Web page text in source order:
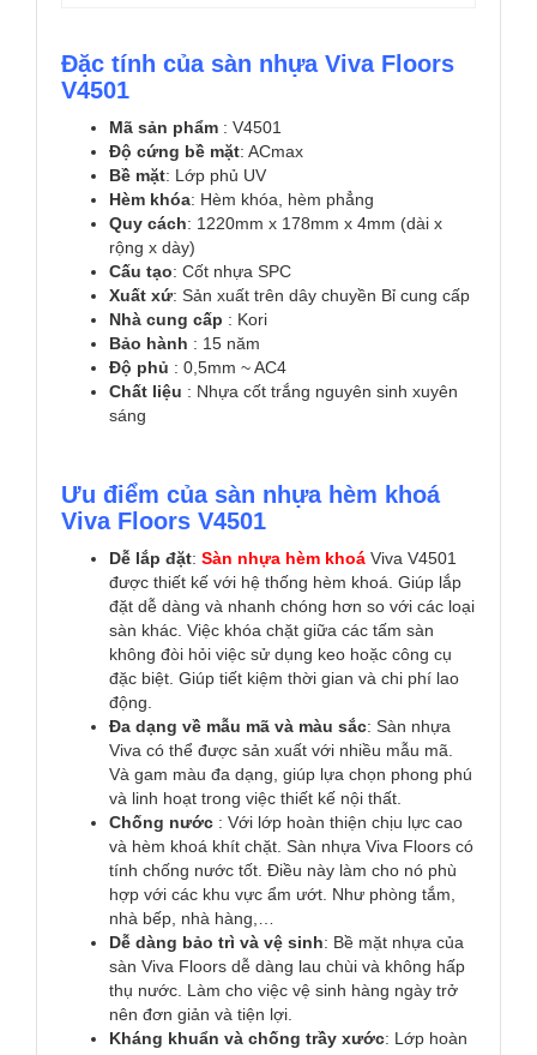
Đặc tính của sàn nhựa Viva Floors
V4501
Mã sản phẩm : V4501
Độ cứng bề mặt: ACmax
Bề mặt: Lớp phủ UV
Hèm khóa: Hèm khóa, hèm phẳng
Quy cách: 1220mm x 178mm x 4mm (dài x
rộng x dày)
Cấu tạo: Cốt nhựa SPC
Xuất xứ: Sản xuất trên dây chuyền Bỉ cung cấp
Nhà cung cấp : Kori
Bảo hành : 15 năm
Độ phủ : 0,5mm ~ AC4
Chất liệu : Nhựa cốt trắng nguyên sinh xuyên
sáng
Ưu điểm của sàn nhựa hèm khoá
Viva Floors V4501
Dễ lắp đặt: Sàn nhựa hèm khoá Viva V4501
được thiết kế với hệ thống hèm khoá. Giúp lắp
đặt dễ dàng và nhanh chóng hơn so với các loại
sàn khác. Việc khóa chặt giữa các tấm sàn
không đòi hỏi việc sử dụng keo hoặc công cụ
đặc biệt. Giúp tiết kiệm thời gian và chi phí lao
động.
Đa dạng về mẫu mã và màu sắc: Sàn nhựa
Viva có thể được sản xuất với nhiều mẫu mã.
Và gam màu đa dạng, giúp lựa chọn phong phú
và linh hoạt trong việc thiết kế nội thất.
Chống nước : Với lớp hoàn thiện chịu lực cao
và hèm khoá khít chặt. Sàn nhựa Viva Floors có
tính chống nước tốt. Điều này làm cho nó phù
hợp với các khu vực ẩm ướt. Như phòng tắm,
nhà bếp, nhà hàng,…
Dễ dàng bảo trì và vệ sinh: Bề mặt nhựa của
sàn Viva Floors dễ dàng lau chùi và không hấp
thụ nước. Làm cho việc vệ sinh hàng ngày trở
nên đơn giản và tiện lợi.
Kháng khuẩn và chống trầy xước: Lớp hoàn